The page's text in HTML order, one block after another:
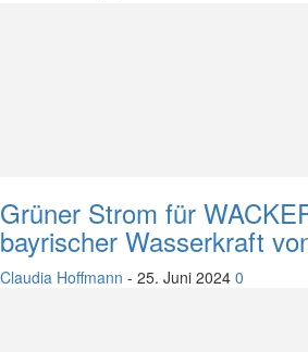
Grüner Strom für
bayrischer Wasserkraft
Claudia Hoffmann - 25. Juni 2024 0